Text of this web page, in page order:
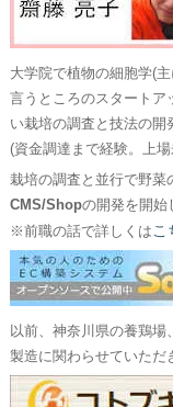
大学院で植物の細胞学(
言うところのスタートア
い栽培の調査と技法の開
(資金調達まで経験。上
栽培の調査と並行で野菜
CMS/Shopの開発を開始
※前職の話で詳しくはこ
以前、神奈川県の養鶏場、
製造に関わらせていただ